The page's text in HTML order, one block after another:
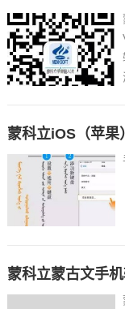
蒙科立iOS（苹果
蒙科立蒙古文手